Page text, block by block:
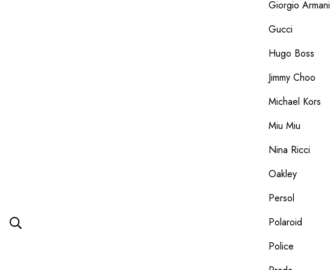
Giorgio Armani
Gucci
Hugo Boss
Jimmy Choo
Michael Kors
Miu Miu
Nina Ricci
Oakley
Persol
Polaroid
Police